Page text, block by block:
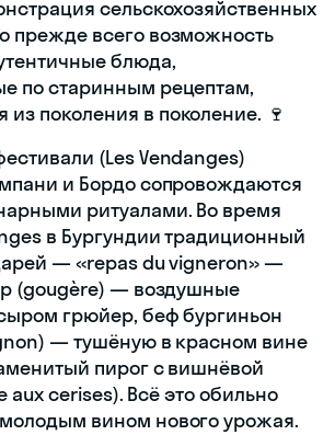
сельскохозяйственных
прежде всего возможность
блюда,
по старинным рецептам,
поколения в поколение. 🍷
(Les Vendanges)
и Бордо сопровождаются
ритуалами. Во время
в Бургундии традиционный
— «repas du vigneron» —
(gougère) — воздушные
грюйер, беф бургиньон
— тушёную в красном вине
пирог с вишнёвой
aux cerises). Всё это обильно
вином нового урожая.